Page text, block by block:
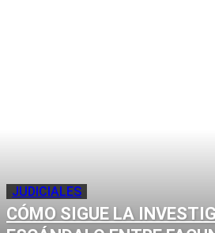
JUDICIALES
CÓMO SIGUE LA